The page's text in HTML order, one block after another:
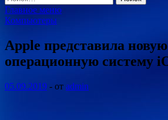
Главное меню
Компьютеры
Apple представила новую
операционную систему
05.09.2019 - от admin